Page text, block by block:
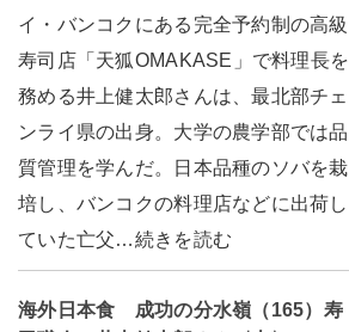
イ・バンコクにある完全予約制の高級
寿司店「天狐OMAKASE」で料理長を
務める井上健太郎さんは、最北部チェ
ンライ県の出身。大学の農学部では品
質管理を学んだ。日本品種のソバを栽
培し、バンコクの料理店などに出荷し
ていた亡父…続きを読む
海外日本食 成功の分水嶺（165）寿